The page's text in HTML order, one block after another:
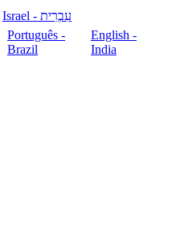
עִבְרִית - Israel
Português -
Brazil
English -
India